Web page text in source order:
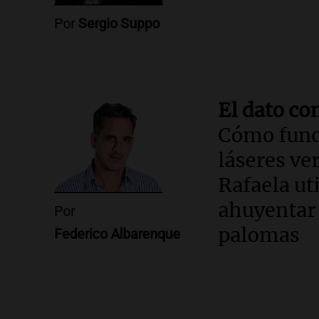
Por Sergio Suppo
Por
Federico Albarenque
El dato
Cómo
láseres
Rafaela
ahuyentar
palomas